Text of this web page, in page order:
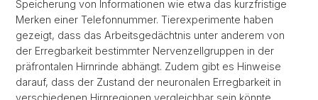
Speicherung von Informationen wie etwa das kurzfristige
Merken einer Telefonnummer. Tierexperimente haben
gezeigt, dass das Arbeitsgedächtnis unter anderem von
der Erregbarkeit bestimmter Nervenzellgruppen in der
präfrontalen Hirnrinde abhängt. Zudem gibt es Hinweise
darauf, dass der Zustand der neuronalen Erregbarkeit in
verschiedenen Hirnregionen vergleichbar sein könnte.